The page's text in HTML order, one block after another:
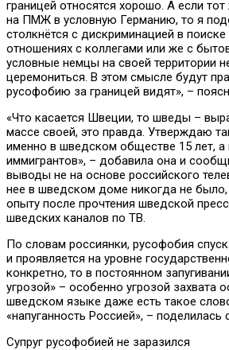
границей относятся хорошо. А если
на ПМЖ в условную Германию, то я
столкнётся с дискриминацией в
отношениях с коллегами или же с
условные немцы на своей территории
церемониться. В этом смысле будут
русофобию за границей видят», –
«Что касается Швеции, то шведы –
массе своей, это правда. Утверждаю
именно в шведском обществе 15 лет, а
иммигрантов», – добавила она и
выводы не на основе российского
нее в шведском доме никогда не
опыту после прочтения шведской
шведских каналов по ТВ.
По словам россиянки, русофобия
и проявляется на уровне
конкретно, то в постоянном
угрозой» – особенно угрозой захвата
шведском языке даже есть такое
«напуганность Россией», – поделилась
Супруг русофобией не заразился